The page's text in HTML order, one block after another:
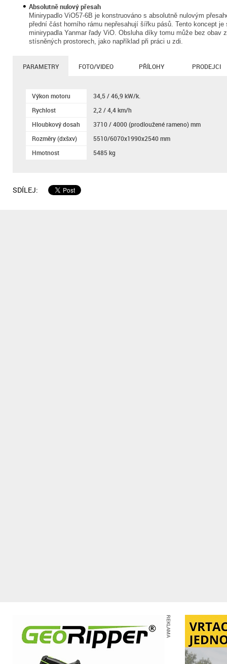
Absolutně nulový přesah
Minirypadlo ViO57-6B je konstruováno s absolutně nulovým
přední část horního rámu nepřesahují šířku pásů. Tento koncept
minirypadla Yanmar řady ViO. Obsluha díky tomu může bez
stísněných prostorech, jako například při práci u zdi.
PARAMETRY FOTO/VIDEO PŘÍLOHY PRODEJCI
Výkon motoru
34,5 / 46,9 kW/k.
Rychlost
2,2 / 4,4 km/h
Hloubkový dosah
3710 / 4000 (prodloužené rameno) mm
Rozměry (dxšxv)
5510/6070x1990x2540 mm
Hmotnost
5485 kg
SDÍLEJ:
REKLAMA